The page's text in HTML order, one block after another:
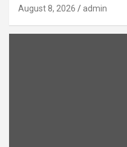
August 8, 2026 admin